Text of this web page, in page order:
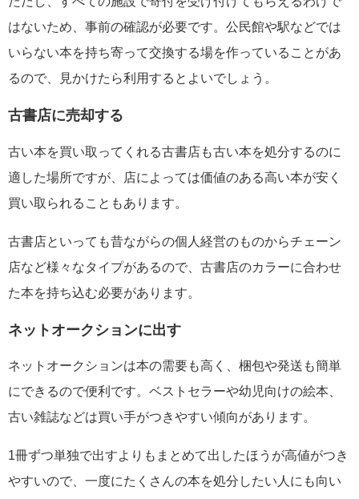
はないため、事前の確認が必要です。公民館や駅などでは
いらない本を持ち寄って交換する場を作っていることがあ
るので、見かけたら利用するとよいでしょう。
古書店に売却する
古い本を買い取ってくれる古書店も古い本を処分するのに
適した場所ですが、店によっては価値のある高い本が安く
買い取られることもあります。
古書店といっても昔ながらの個人経営のものからチェーン
店など様々なタイプがあるので、古書店のカラーに合わせ
た本を持ち込む必要があります。
ネットオークションに出す
ネットオークションは本の需要も高く、梱包や発送も簡単
にできるので便利です。ベストセラーや幼児向けの絵本、
古い雑誌などは買い手がつきやすい傾向があります。
1冊ずつ単独で出すよりもまとめて出したほうが高値がつき
やすいので、一度にたくさんの本を処分したい人にも向い